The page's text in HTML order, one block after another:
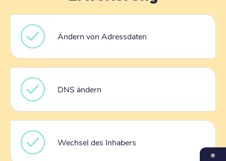
Ändern von Adressdaten
DNS ändern
Wechsel des Inhabers